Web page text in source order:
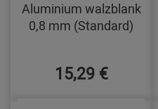
Aluminium walzblank
0,8 mm (Standard)
15,29 €